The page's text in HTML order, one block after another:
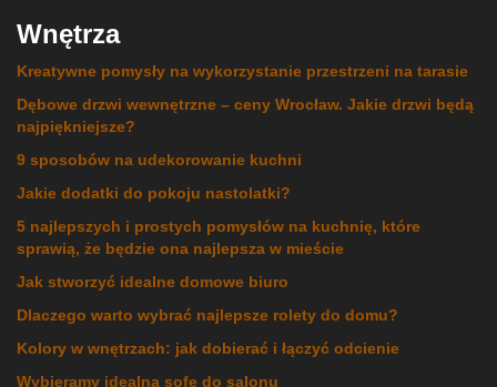
Wnętrza
Kreatywne pomysły na wykorzystanie przestrzeni na tarasie
Dębowe drzwi wewnętrzne – ceny Wrocław. Jakie drzwi będą
najpiękniejsze?
9 sposobów na udekorowanie kuchni
Jakie dodatki do pokoju nastolatki?
5 najlepszych i prostych pomysłów na kuchnię, które
sprawią, że będzie ona najlepsza w mieście
Jak stworzyć idealne domowe biuro
Dlaczego warto wybrać najlepsze rolety do domu?
Kolory w wnętrzach: jak dobierać i łączyć odcienie
Wybieramy idealną sofę do salonu